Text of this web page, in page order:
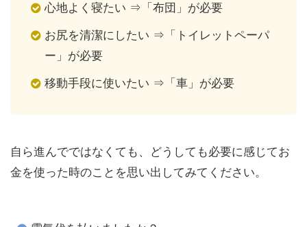
心地よく寝たい ⇒「布団」が必要
お尻を清潔にしたい ⇒「トイレットペーパ
ー」が必要
移動手段に使いたい ⇒「車」が必要
自ら進んでではなくても、どうしても必要に感じてお
金を使った時のことを思い出してみてください。